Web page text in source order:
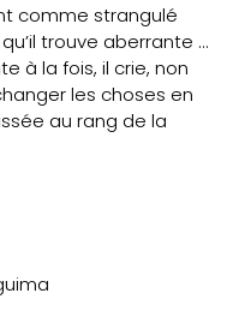
comme strangulé
trouve aberrante …
à la fois, il crie, non
les choses en
au rang de la